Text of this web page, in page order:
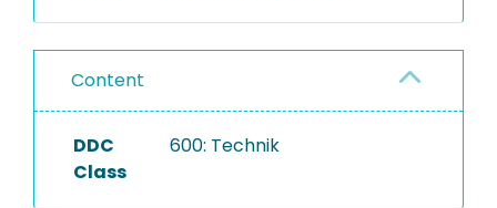
Content
DDC
Class
600: Technik